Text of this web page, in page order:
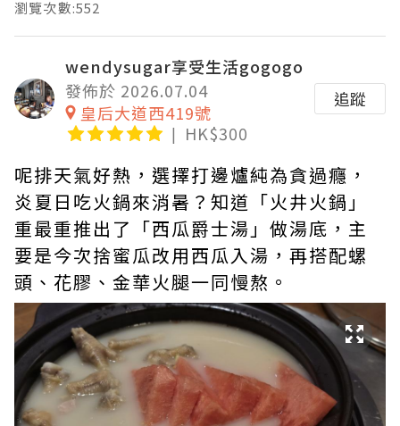
瀏覽次數:552
wendysugar享受生活gogogo
發佈於 2026.07.04
皇后大道西419號
HK$300
追蹤
呢排天氣好熱，選擇打邊爐純為貪過癮，
炎夏日吃火鍋來消暑？知道「火井火鍋」
重最重推出了「西瓜爵士湯」做湯底，主
要是今次捨蜜瓜改用西瓜入湯，再搭配螺
頭、花膠、金華火腿一同慢熬。